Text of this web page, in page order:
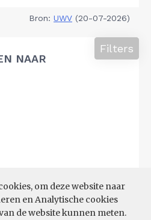
om deze website naar
en Analytische cookies
de website kunnen meten.
Bron: UWV (20-07-2026)
NAAR
Filters